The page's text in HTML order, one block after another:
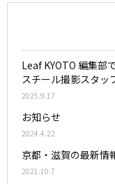
Leaf KYOTO 編集
スチール撮影スタッ
2025.9.17
お知らせ
2024.4.22
京都・滋賀の最新情
2021.10.7